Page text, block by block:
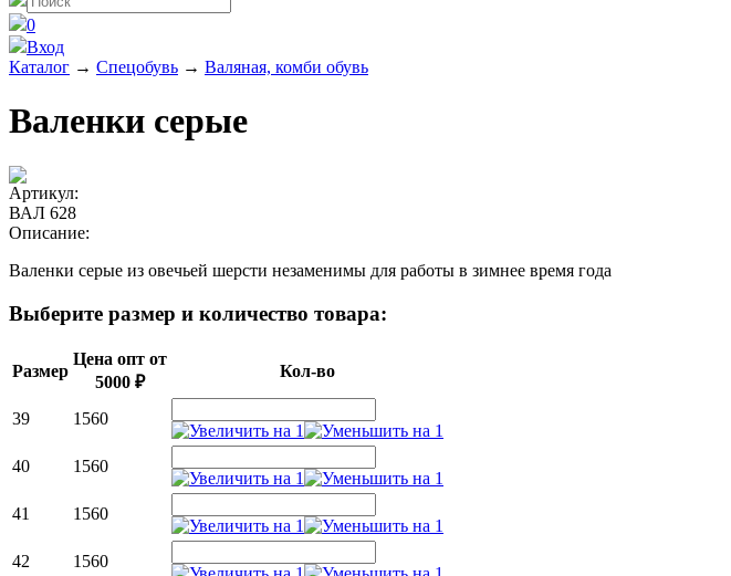
0
Вход
Каталог → Спецобувь → Валяная, комби обувь
Валенки серые
Артикул:
ВАЛ 628
Описание:
Валенки серые из овечьей шерсти незаменимы для работы в зимнее время года
Выберите размер и количество товара:
Размер
Цена опт от
5000 ₽
Кол-во
39 1560
40 1560
41 1560
42 1560